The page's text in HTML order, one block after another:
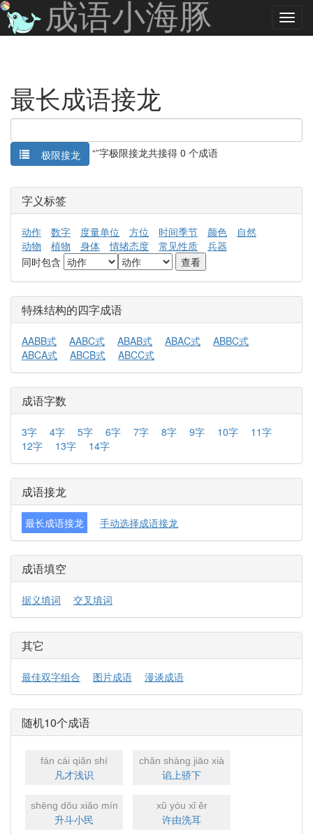
成语小海豚
最长成语接龙
极限接龙 “”字极限接龙共接得 0 个成语
字义标签
动作 数字 度量单位 方位 时间季节 颜色
自然
动物
植物 身体 情绪态度 常见性质
兵器
同时包含
特殊结构的四字成语
AABB式 AABC式 ABAB式 ABAC式
ABBC式
ABCA式
ABCB式 ABCC式
成语字数
3字 4字 5字 6字 7字 8字 9字 10字
11字
12字
13字 14字
成语接龙
最长成语接龙 手动选择成语接龙
成语填空
据义填词 交叉填词
其它
最佳双字组合 图片成语 漫谈成语
随机10个成语
fán cái qiǎn shí
凡才浅识
chǎn shàng jiāo xià
谄上骄下
shēng dǒu xiǎo mín
升斗小民
xǔ yóu xǐ ěr
许由洗耳